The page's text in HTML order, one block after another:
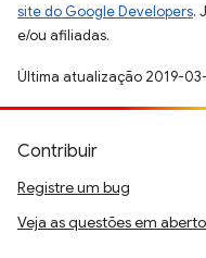
site do Google Developers.
e/ou afiliadas.
Última atualização 2019-03-
Contribuir
Registre um bug
Veja as questões em aberto